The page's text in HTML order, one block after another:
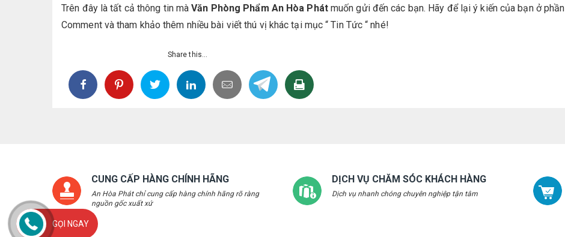
Trên đây là tất cả thông tin màVăn Phòng Phẩm An Hòa Phátmuốn gửi đến các bạn. Hãy để lại ý kiến của bạn ở phần
Comment và tham khảo thêm nhiều bài viết thú vị khác tại mục “ Tin Tức “ nhé!
Share this...
CUNG CẤP HÀNG CHÍNH HÃNG
An Hòa Phát chỉ cung cấp hàng chính hãng rõ ràng
nguồn gốc xuất xứ
DỊCH VỤ CHĂM SÓC KHÁCH HÀNG
Dịch vụ nhanh chóng chuyên nghiệp tận tâm
GỌI NGAY